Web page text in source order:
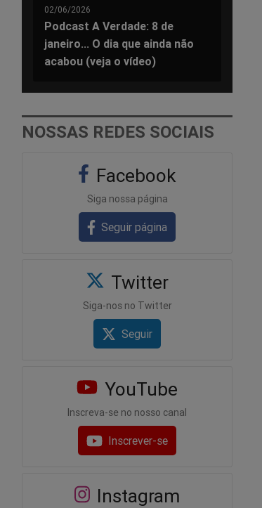
02/06/2026
Podcast A Verdade: 8 de
janeiro... O dia que ainda não
acabou (veja o vídeo)
NOSSAS REDES SOCIAIS
Facebook
Siga nossa página
Seguir página
Twitter
Siga-nos no Twitter
Seguir
YouTube
Inscreva-se no nosso canal
Inscrever-se
Instagram